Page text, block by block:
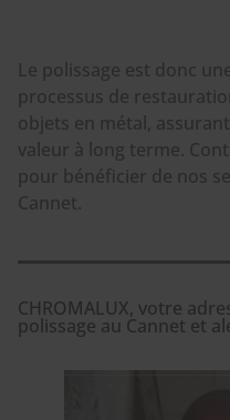
Le polissage est donc
processus de
objets en métal,
valeur à long terme.
pour bénéficier de nos
Cannet.
CHROMALUX, votre
polissage au Cannet et